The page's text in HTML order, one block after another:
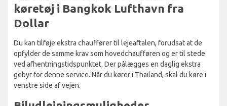
køretøj i Bangkok Lufthavn fra
Dollar
Du kan tilføje ekstra chauffører til lejeaftalen, forudsat at de
opfylder de samme krav som hovedchaufføren og er til stede
ved afhentningstidspunktet. Der pålægges en daglig ekstra
gebyr for denne service. Når du kører i Thailand, skal du køre i
venstre side af vejen.